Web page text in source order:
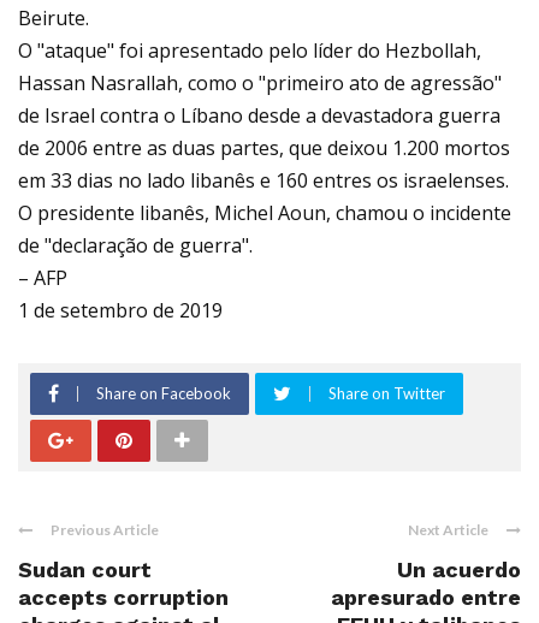
Beirute.
O "ataque" foi apresentado pelo líder do Hezbollah,
Hassan Nasrallah, como o "primeiro ato de agressão"
de Israel contra o Líbano desde a devastadora guerra
de 2006 entre as duas partes, que deixou 1.200 mortos
em 33 dias no lado libanês e 160 entres os israelenses.
O presidente libanês, Michel Aoun, chamou o incidente
de "declaração de guerra".
– AFP
1 de setembro de 2019
Share on Facebook Share on Twitter
Previous Article
Sudan court
accepts corruption
Next Article
Un acuerdo
apresurado entre